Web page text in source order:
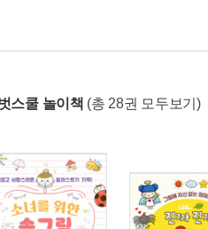
스쿨 놀이책 (총 28권 모두보기)